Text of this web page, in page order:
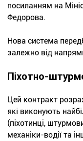
посиланням на
Федорова.
Нова система
залежно від
Піхотно-
Цей контракт
які виконують
(піхотинці,
механіки-водії та